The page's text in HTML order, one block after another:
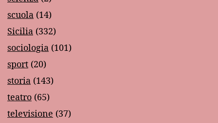
scuola (14)
Sicilia (332)
sociologia (101)
sport (20)
storia (143)
teatro (65)
televisione (37)